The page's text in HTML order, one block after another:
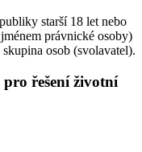
starší 18 let nebo
právnické osoby)
osob (svolavatel).
řešení životní